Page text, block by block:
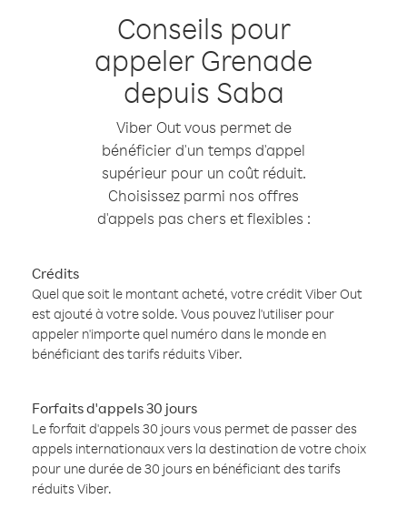
Conseils pour
appeler Grenade
depuis Saba
Viber Out vous permet de
bénéficier d'un temps d'appel
supérieur pour un coût réduit.
Choisissez parmi nos offres
d'appels pas chers et flexibles :
Crédits
Quel que soit le montant acheté, votre crédit Viber Out
est ajouté à votre solde. Vous pouvez l'utiliser pour
appeler n'importe quel numéro dans le monde en
bénéficiant des tarifs réduits Viber.
Forfaits d'appels 30 jours
Le forfait d'appels 30 jours vous permet de passer des
appels internationaux vers la destination de votre choix
pour une durée de 30 jours en bénéficiant des tarifs
réduits Viber.